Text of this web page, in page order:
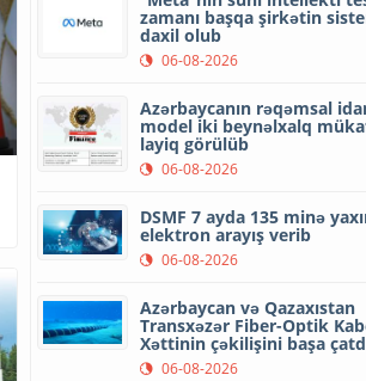
zamanı başqa şirkətin
daxil olub
06-08-2026
Azərbaycanın rəqəmsal
model iki beynəlxalq
layiq görülüb
06-08-2026
DSMF 7 ayda 135 minə
elektron arayış verib
06-08-2026
Azərbaycan və Qazaxıstan
Transxəzər Fiber-Optik
Xəttinin çəkilişini başa
06-08-2026